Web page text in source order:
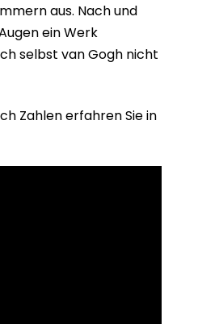
aus. Nach und
ein Werk
selbst van Gogh nicht
Zahlen erfahren Sie in